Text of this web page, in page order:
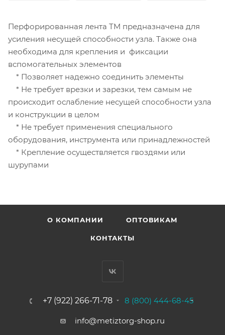
Перфорированная лента TM предназначена для
усиления несущей способности узла. Также она
необходима для крепления и фиксации
вспомогательных элементов
* Позволяет надежно соединить элементы
* Не требует врезки и зарезки, тем самым не
происходит ослабление несущей способности узла
и конструкции в целом
* Не требует применения специального
оборудования, инструмента или принадлежностей
* Крепление осуществляется гвоздями или
шурупами
О КОМПАНИИ ОПТОВИКАМ
КОНТАКТЫ
+7 (922) 266-71-78 8 (800) 444-68-45
info@metiztorg-shop.ru